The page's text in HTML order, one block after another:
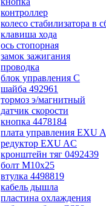
контроллер
колесо стабилизатора в
клавиша хода
ось стопорная
замок зажигания
проводка
блок управления С
шайба 492961
тормоз э/магнитный
датчик скорости
кнопка 4478184
плата управления EXU
редуктор EXU AC
кронштейн тяг 0492439
болт М10х25
втулка 4498819
кабель дышла
пластина охлаждения